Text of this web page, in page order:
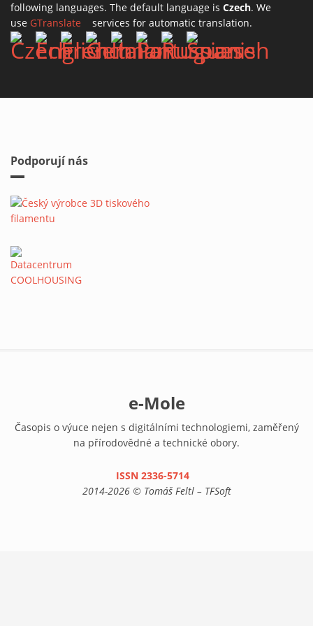
following languages. The default language is Czech. We
use GTranslate (link is external)
services for automatic translation.
Podporují nás
e-Mole
Časopis o výuce nejen s digitálními technologiemi, zaměřený
na přírodovědné a technické obory.
ISSN 2336-5714(link is external)
2014-2026 © Tomáš Feltl – TFSoft